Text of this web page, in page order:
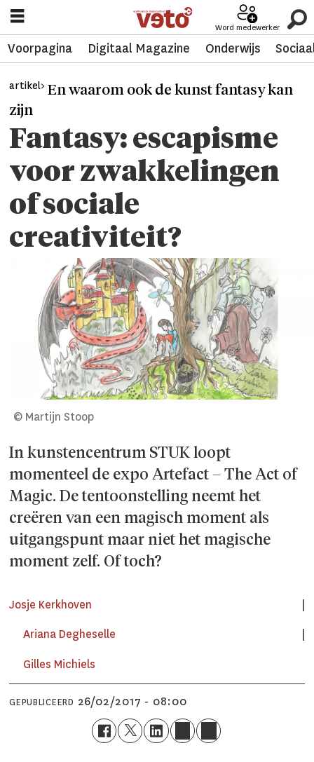
Word medewerker
Voorpagina Digitaal Magazine Onderwijs
artikel> En waarom ook de kunst fantasy kan
zijn
Fantasy: escapisme
voor zwakkelingen
of sociale
creativiteit?
© Martijn Stoop
In kunstencentrum STUK loopt
momenteel de expo Artefact – The Act of
Magic. De tentoonstelling neemt het
creëren van een magisch moment als
uitgangspunt maar niet het magische
moment zelf. Of toch?
Josje Kerkhoven
Ariana Degheselle
Gilles Michiels
GEPUBLICEERD 26/02/2017 - 08:00